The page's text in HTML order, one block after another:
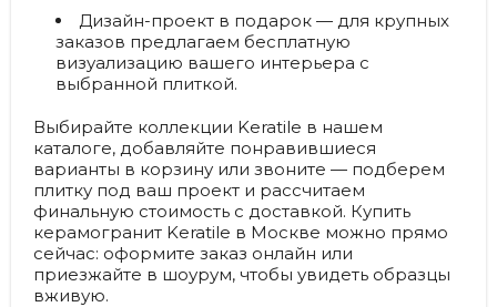
Дизайн-проект в подарок — для крупных
заказов предлагаем бесплатную
визуализацию вашего интерьера с
выбранной плиткой.
Выбирайте коллекции Keratile в нашем
каталоге, добавляйте понравившиеся
варианты в корзину или звоните — подберем
плитку под ваш проект и рассчитаем
финальную стоимость с доставкой. Купить
керамогранит Keratile в Москве можно прямо
сейчас: оформите заказ онлайн или
приезжайте в шоурум, чтобы увидеть образцы
вживую.